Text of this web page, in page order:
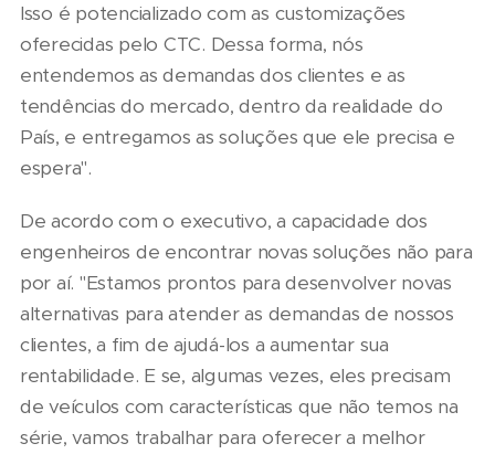
Isso é potencializado com as customizações
oferecidas pelo CTC. Dessa forma, nós
entendemos as demandas dos clientes e as
tendências do mercado, dentro da realidade do
País, e entregamos as soluções que ele precisa e
espera".
De acordo com o executivo, a capacidade dos
engenheiros de encontrar novas soluções não para
por aí. "Estamos prontos para desenvolver novas
alternativas para atender as demandas de nossos
clientes, a fim de ajudá-los a aumentar sua
rentabilidade. E se, algumas vezes, eles precisam
de veículos com características que não temos na
série, vamos trabalhar para oferecer a melhor